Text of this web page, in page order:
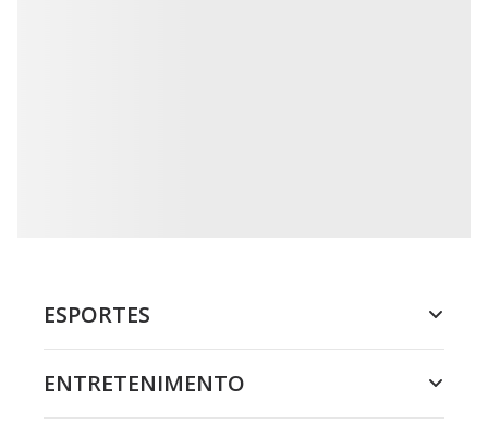
ESPORTES
ENTRETENIMENTO